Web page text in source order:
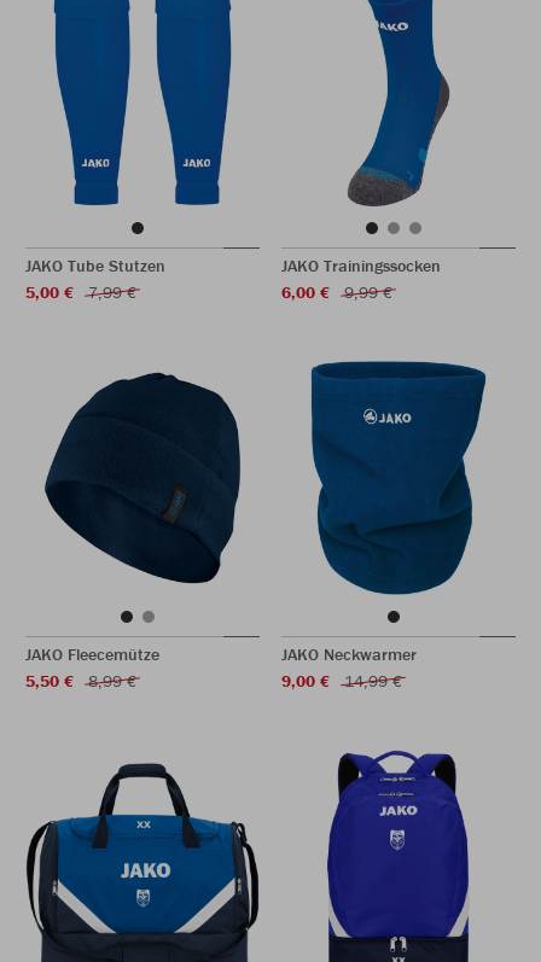
JAKO Tube Stutzen
5,00 €
7,99 €
JAKO Trainingssocken
6,00 €
9,99 €
JAKO Fleecemütze
5,50 €
8,99 €
JAKO Neckwarmer
9,00 €
14,99 €